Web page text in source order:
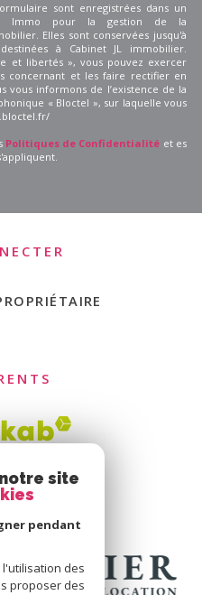
sont enregistrées dans un
Immo pour la gestion de la
Elles sont conservées jusqu'à
à Cabinet JL immobilier.
et libertés », vous pouvez exercer
concernant et les faire rectifier en
vous informons de l’existence de la
« Bloctel », sur laquelle vous
Politiques de Confidentialité et es
site
pendant
des
proposer des